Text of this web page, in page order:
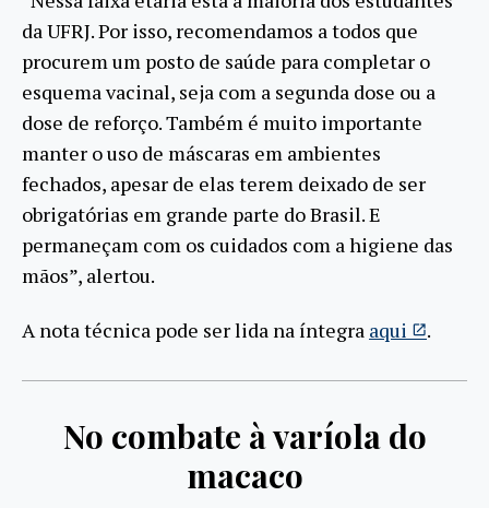
da UFRJ. Por isso, recomendamos a todos que
procurem um posto de saúde para completar o
esquema vacinal, seja com a segunda dose ou a
dose de reforço. Também é muito importante
manter o uso de máscaras em ambientes
fechados, apesar de elas terem deixado de ser
obrigatórias em grande parte do Brasil. E
permaneçam com os cuidados com a higiene das
mãos”, alertou.
A nota técnica pode ser lida na íntegra aqui .
No combate à varíola do
macaco